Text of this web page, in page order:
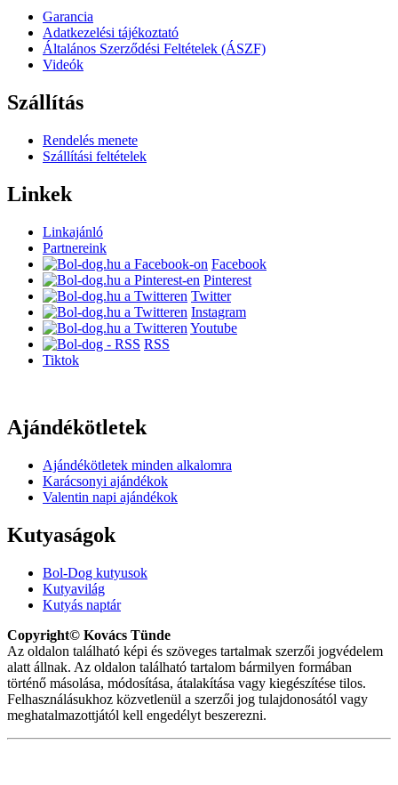
Garancia
Adatkezelési tájékoztató
Általános Szerződési Feltételek (ÁSZF)
Videók
Szállítás
Rendelés menete
Szállítási feltételek
Linkek
Linkajánló
Partnereink
Facebook
Pinterest
Twitter
Instagram
Youtube
RSS
Tiktok
Ajándékötletek
Ajándékötletek minden alkalomra
Karácsonyi ajándékok
Valentin napi ajándékok
Kutyaságok
Bol-Dog kutyusok
Kutyavilág
Kutyás naptár
Copyright© Kovács Tünde
Az oldalon található képi és szöveges tartalmak szerzői jogvédelem
alatt állnak. Az oldalon található tartalom bármilyen formában
történő másolása, módosítása, átalakítása vagy kiegészítése tilos.
Felhasználásukhoz közvetlenül a szerzői jog tulajdonosától vagy
meghatalmazottjától kell engedélyt beszerezni.